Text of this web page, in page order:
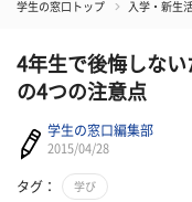
学生の窓口トップ 入学・新生
4年生で後悔しな
の4つの注意点
学生の窓口編集部
2015/04/28
タグ： 学び